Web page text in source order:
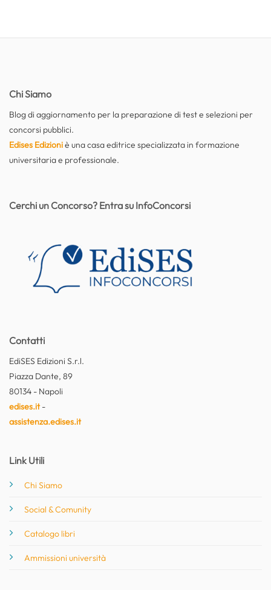
Chi Siamo
Blog di aggiornamento per la preparazione di test e selezioni per
concorsi pubblici.
Edises Edizioniè una casa editrice specializzata in formazione
universitaria e professionale.
Contatti
EdiSES Edizioni S.r.l.
Piazza Dante, 89
80134 - Napoli
edises.it-
assistenza.edises.it
Link Utili
Chi Siamo
Social & Comunity
Catalogo libri
Ammissioni università
Cerchi un Concorso? Entra su InfoConcorsi